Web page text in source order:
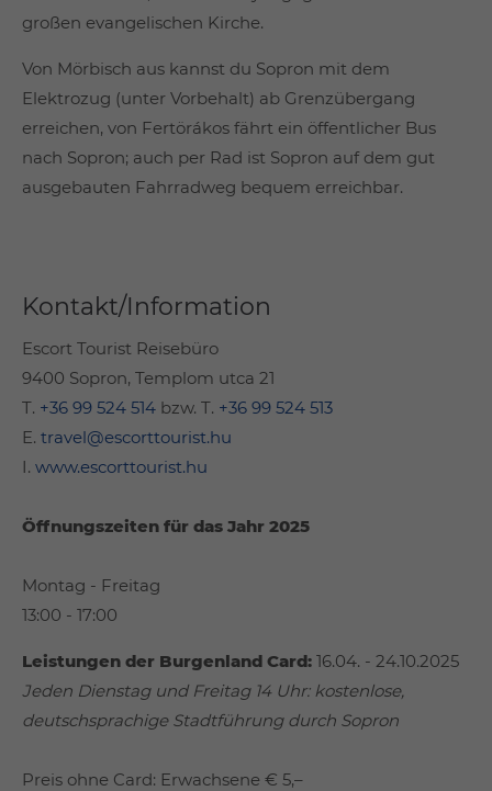
großen evangelischen Kirche.
Von Mörbisch aus kannst du Sopron mit dem
Elektrozug (unter Vorbehalt) ab Grenzübergang
erreichen, von Fertörákos fährt ein öffentlicher Bus
nach Sopron; auch per Rad ist Sopron auf dem gut
ausgebauten Fahrradweg bequem erreichbar.
Kontakt/Information
Escort Tourist Reisebüro
9400 Sopron, Templom utca 21
T. +36 99 524 514 bzw. T. +36 99 524 513
E. travel@escorttourist.hu
I. www.escorttourist.hu
Öffnungszeiten für das Jahr 2025
Montag - Freitag
13:00 - 17:00
Leistungen der Burgenland Card: 16.04. - 24.10.2025
Jeden Dienstag und Freitag 14 Uhr: kostenlose,
deutschsprachige Stadtführung durch Sopron
Preis ohne Card: Erwachsene € 5,–